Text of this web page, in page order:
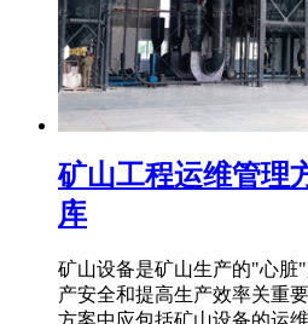
矿山工程运维管理
库
矿山设备是矿山生产的"心脏
产安全和提高生产效率关重